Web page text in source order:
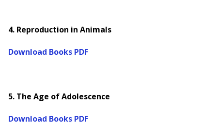
4. Reproduction in Animals
Download Books PDF
5. The Age of Adolescence
Download Books PDF